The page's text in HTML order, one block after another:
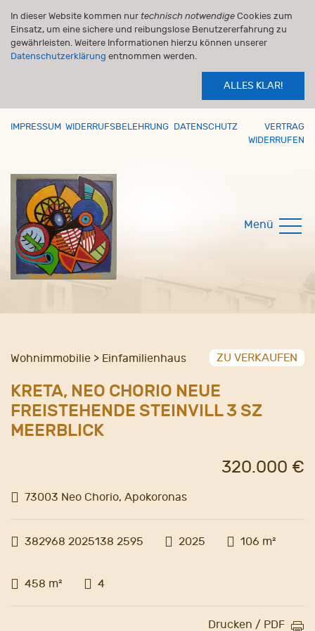
In dieser Website kommen nur technisch notwendige Cookies zum
Einsatz, um eine sichere und reibungslose Benutzererfahrung zu
gewährleisten. Weitere Informationen hierzu können unserer
Datenschutzerklärung entnommen werden.
ALLES KLAR!
IMPRESSUM WIDERRUFSBELEHRUNG DATENSCHUTZ
VERTRAG
WIDERRUFEN
Menü
Wohnimmobilie > Einfamilienhaus ZU VERKAUFEN
KRETA, NEO CHORIO NEUE
FREISTEHENDE STEINVILL 3 SZ
MEERBLICK
73003 Neo Chorio, Apokoronas
320.000 €
382968 2025138 2595 2025 106 m²
458 m² 4
Drucken / PDF